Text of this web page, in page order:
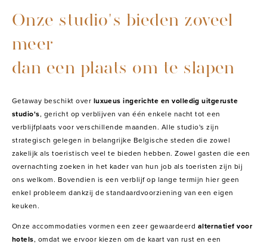
Onze studio's bieden zoveel
meer
dan een plaats om te slapen
Getaway beschikt over luxueus ingerichte en volledig uitgeruste
studio's, gericht op verblijven van één enkele nacht tot een
verblijfplaats voor verschillende maanden. Alle studio's zijn
strategisch gelegen in belangrijke Belgische steden die zowel
zakelijk als toeristisch veel te bieden hebben. Zowel gasten die een
overnachting zoeken in het kader van hun job als toeristen zijn bij
ons welkom. Bovendien is een verblijf op lange termijn hier geen
enkel probleem dankzij de standaardvoorziening van een eigen
keuken.
Onze accommodaties vormen een zeer gewaardeerd alternatief voor
hotels, omdat we ervoor kiezen om de kaart van rust en een